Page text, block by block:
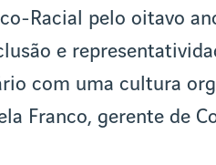
Racial pelo oitavo
e
com uma cultura
Franco, gerente de